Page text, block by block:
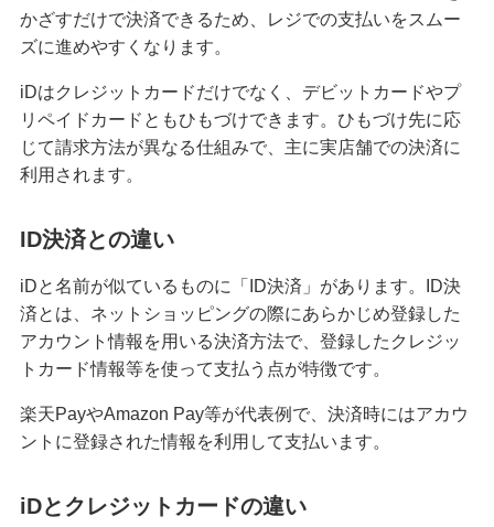
までの手順を解説
る？仕組みや注意点も解説
マイルが貯まるクレジットカードとは？選び方や
効率的な貯め方、使い方を解説
クレジットカードの支払方法には何がある？1回払
クレジットカードは何枚までが良い？2枚以上を持
つメリット・デメリット等を解説
クレジットカードのゴールドとは？特徴や発行条
件、保有するメリット、選び方を解説
要性や役立つシーン、選び方を解説
かざすだけで決済できるため、レジでの支払いをスムー
ズに進めやすくなります。
iDはクレジットカードだけでなく、デビットカードやプ
リペイドカードともひもづけできます。ひもづけ先に応
じて請求方法が異なる仕組みで、主に実店舗での決済に
利用されます。
ID決済との違い
iDと名前が似ているものに「ID決済」があります。ID決
済とは、ネットショッピングの際にあらかじめ登録した
アカウント情報を用いる決済方法で、登録したクレジッ
トカード情報等を使って支払う点が特徴です。
楽天PayやAmazon Pay等が代表例で、決済時にはアカウ
ントに登録された情報を利用して支払います。
iDとクレジットカードの違い